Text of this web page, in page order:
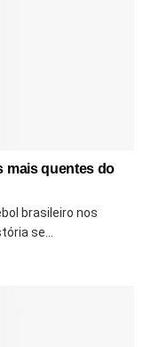
mais quentes do
brasileiro nos
se...